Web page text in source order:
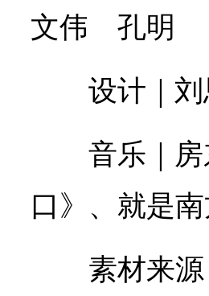
文伟 孔明
设计｜
音乐｜
口》、就是
素材来